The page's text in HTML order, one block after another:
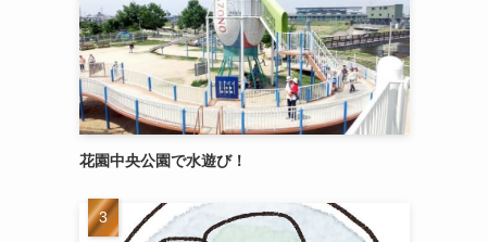
花園中央公園で水遊び！